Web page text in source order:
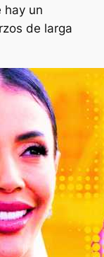
hay un
de larga